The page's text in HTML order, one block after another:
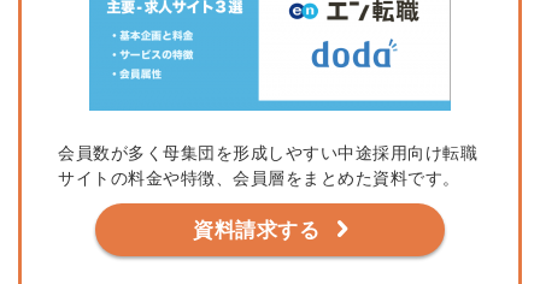
会員数が多く母集団を形成しやすい中途採用向け転職
サイトの料金や特徴、会員層をまとめた資料です。
資料請求する